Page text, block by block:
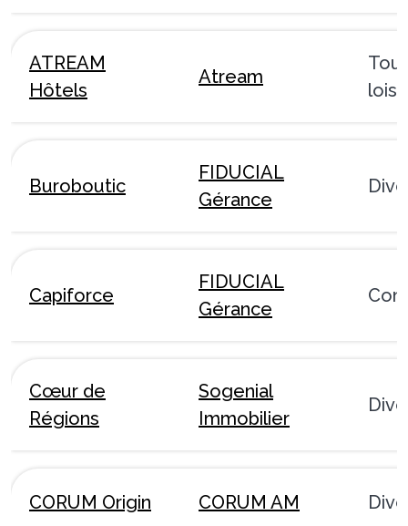
ATREAM
Hôtels
Atream
Buroboutic
FIDUCIAL
Gérance
Capiforce
FIDUCIAL
Gérance
Cœur de
Régions
Sogenial
Immobilier
CORUM Origin CORUM AM